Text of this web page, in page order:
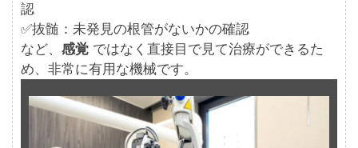
認
✅抜髄：未発見の根管がないかの確認
など、感覚 ではなく直接目で見て治療ができるた
め、非常に有用な機械です。